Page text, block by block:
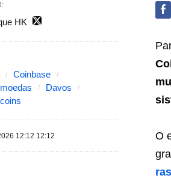
O
HK
Coinbase
Davos
12:12 12:12